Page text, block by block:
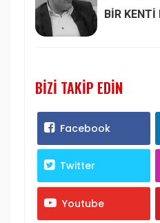
BİR
BIZI TAKIP EDIN
Facebook
Twitter
Youtube